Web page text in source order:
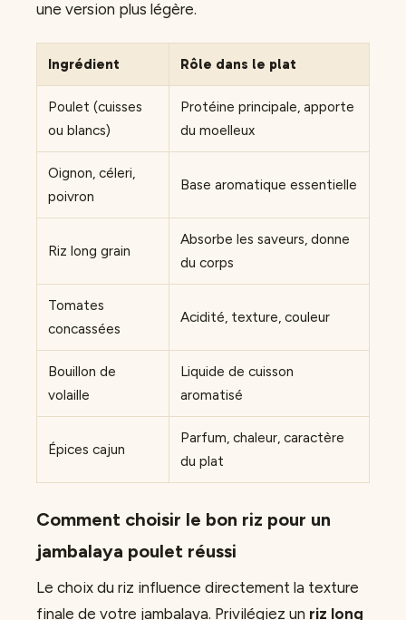
une version plus légère.
Ingrédient Rôle dans le plat
Poulet (cuisses
ou blancs)
Protéine principale, apporte
du moelleux
Oignon, céleri,
poivron
Base aromatique essentielle
Riz long grain
Absorbe les saveurs, donne
du corps
Tomates
concassées
Acidité, texture, couleur
Bouillon de
volaille
Liquide de cuisson
aromatisé
Épices cajun
Parfum, chaleur, caractère
du plat
Comment choisir le bon riz pour un
jambalaya poulet réussi
Le choix du riz influence directement la texture
finale de votre jambalaya. Privilégiez un riz long